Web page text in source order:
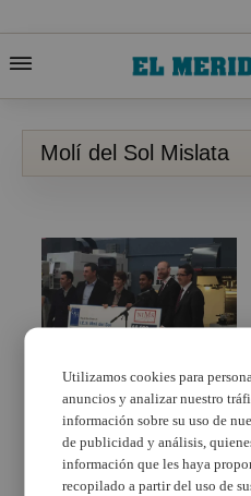
Molí del Sol Mislata
El IES Molí del Sol de
Mislata, becado por la
empresa Hass con
8.000 dólares
Utilizamos cookies para
anuncios y analizar nuestro
información sobre su uso de
de publicidad y análisis,
información que les haya
recopilado a partir del uso de